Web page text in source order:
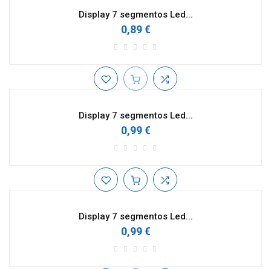
Display 7 segmentos Led...
0,89 €
Display 7 segmentos Led...
0,99 €
Display 7 segmentos Led...
0,99 €